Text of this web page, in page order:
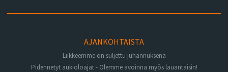
AJANKOHTAISTA
Liikkeemme on suljettu juhannuksena
Pidennetyt aukioloajat - Olemme avoinna myös lauantaisin!